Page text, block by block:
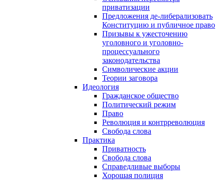
приватизации
Предложения де-либерализовать
Конституцию и публичное право
Призывы к ужесточению
уголовного и уголовно-
процессуального
законодательства
Символические акции
Теории заговора
Идеология
Гражданское общество
Политический режим
Право
Революция и контрреволюция
Свобода слова
Практика
Приватность
Свобода слова
Справедливые выборы
Хорошая полиция